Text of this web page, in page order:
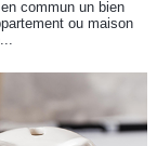
commun un bien
ou maison